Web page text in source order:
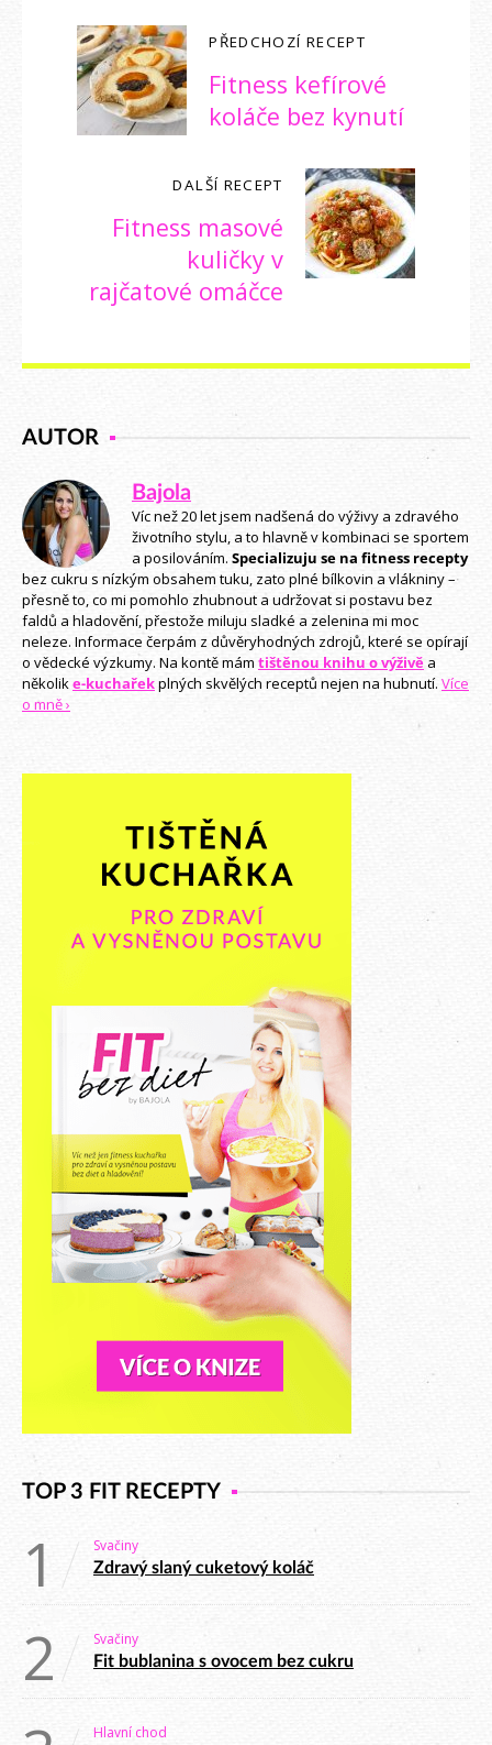
PŘEDCHOZÍ RECEPT
Fitness kefírové
koláče bez kynutí
DALŠÍ RECEPT
Fitness masové
kuličky v
rajčatové omáčce
AUTOR
Bajola
Víc než 20 let jsem nadšená do výživy a zdravého
životního stylu, a to hlavně v kombinaci se sportem
a posilováním. Specializuju se na fitness recepty
bez cukru s nízkým obsahem tuku, zato plné bílkovin a vlákniny –
přesně to, co mi pomohlo zhubnout a udržovat si postavu bez
faldů a hladovění, přestože miluju sladké a zelenina mi moc
neleze. Informace čerpám z důvěryhodných zdrojů, které se opírají
o vědecké výzkumy. Na kontě mám tištěnou knihu o výživěa
několike-kuchařekplných skvělých receptů nejen na hubnutí. Více
o mně ›
TOP 3 FIT RECEPTY
1 Svačiny
Zdravý slaný cuketový koláč
2 Svačiny
Fit bublanina s ovocem bez cukru
Hlavní chod